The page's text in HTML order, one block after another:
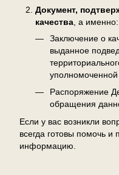
Документ,
качества , а именно:
Заключение о
выданное
уполномоченной
Распоряжение
обращения
Если у вас возникли
всегда готовы помочь
информацию.